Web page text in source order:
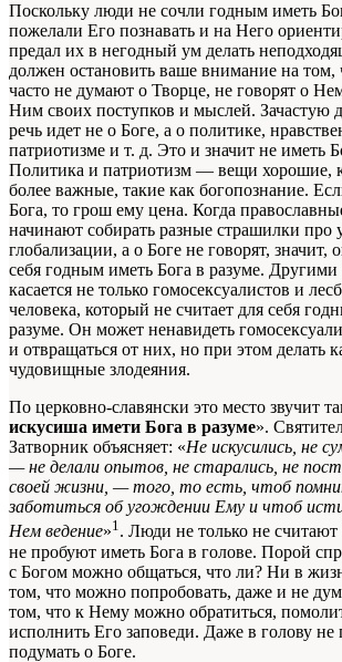
Поскольку люди не сочли годным иметь
пожелали Его познавать и на Него
предал их в негодный ум делать
должен остановить ваше внимание на
часто не думают о Творце, не говорят о
Ним своих поступков и мыслей. Зачастую
речь идет не о Боге, а о политике,
патриотизме и т. д. Это и значит не иметь
Политика и патриотизм — вещи хорошие,
более важные, такие как богопознание.
Бога, то грош ему цена. Когда
начинают собирать разные страшилки про
глобализации, а о Боге не говорят, значит,
себя годным иметь Бога в разуме. Другими
касается не только гомосексуалистов и
человека, который не считает для себя
разуме. Он может ненавидеть
и отвращаться от них, но при этом делать
чудовищные злодеяния.
По церковно-славянски это место звучит
искусиша имети Бога в разуме».
Затворник объясняет: «Не искусились, не
— не делали опытов, не старались, не
своей жизни, — того, то есть, чтоб
заботиться об угождении Ему и чтоб
Нем ведение»1. Люди не только не
не пробуют иметь Бога в голове. Порой
с Богом можно общаться, что ли? Ни в
том, что можно попробовать, даже и не
том, что к Нему можно обратиться,
исполнить Его заповеди. Даже в голову не
подумать о Боге.